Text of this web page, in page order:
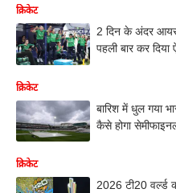
क्रिकेट
2 दिन के अंदर
पहली बार कर दिया
क्रिकेट
बारिश में धुल गया
कैसे होगा
क्रिकेट
2026 टी20 वर्ल्ड